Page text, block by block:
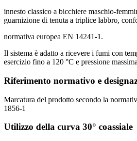
innesto classico a bicchiere maschio-
guarnizione di tenuta a triplice labbro,
normativa europea EN 14241-1.
Il sistema è adatto a ricevere i fumi con
esercizio fino a 120 °C e pressione
Riferimento normativo e
Marcatura del prodotto secondo la
1856-1
Utilizzo della curva 30° coassiale